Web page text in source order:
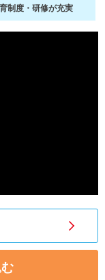
就活コラム
ち記事・相談室など
制度・研修が充実